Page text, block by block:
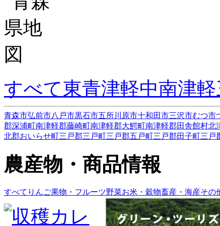
すべて東青津軽中南津軽
青森市弘前市八戸市黒石市五所川原市十和田市三沢市むつ市
郡深浦町南津軽郡藤崎町南津軽郡大鰐町南津軽郡田舎館村北
北郡おいらせ町三戸郡三戸町三戸郡五戸町三戸郡田子町三戸
農産物・商品情報
すべて りんご果物・フルーツ野菜お米・穀物畜産・海産その